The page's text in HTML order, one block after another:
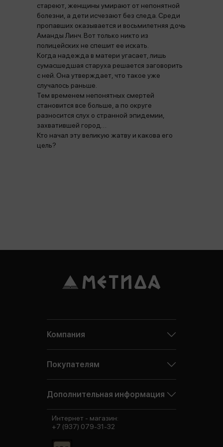
стареют, женщины умирают от непонятной
болезни, а дети исчезают без следа. Среди
пропавших оказывается и восьмилетняя дочь
Аманды Линч. Вот только никто из
полицейских не спешит ее искать.
Когда надежда в матери угасает, лишь
сумасшедшая старуха решается заговорить
с ней. Она утверждает, что такое уже
случалось раньше.
Тем временем непонятных смертей
становится все больше, а по округе
разносится слух о странной эпидемии,
захватившей город…
Кто начал эту великую жатву и какова его
цель?
Компания
Покупателям
Дополнительная информация
Интернет - магазин:
+7 (937) 079-31-32